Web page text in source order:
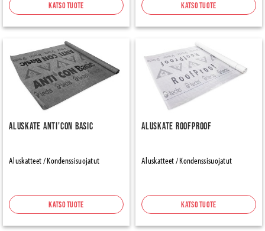
Katso tuote Katso tuote
Aluskate Anti'con Basic
Aluskatteet / Kondenssisuojatut
Katso tuote
Aluskate RoofProof
Aluskatteet / Kondenssisuojatut
Katso tuote